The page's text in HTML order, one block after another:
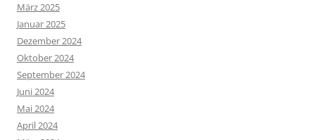
März 2025
Januar 2025
Dezember 2024
Oktober 2024
September 2024
Juni 2024
Mai 2024
April 2024